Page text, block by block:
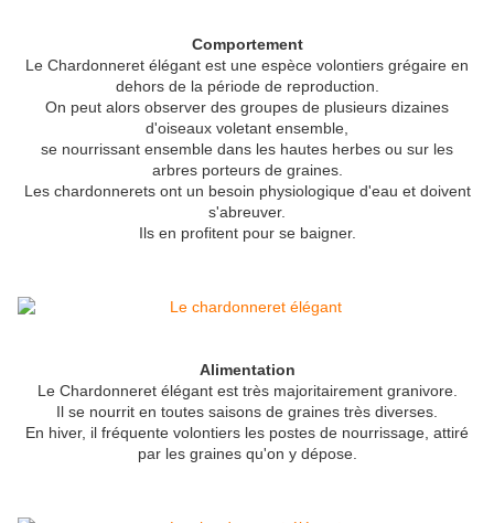
Comportement
Le Chardonneret élégant est une espèce volontiers grégaire en
dehors de la période de reproduction.
On peut alors observer des groupes de plusieurs dizaines
d'oiseaux voletant ensemble,
se nourrissant ensemble dans les hautes herbes ou sur les
arbres porteurs de graines.
Les chardonnerets ont un besoin physiologique d'eau et doivent
s'abreuver.
Ils en profitent pour se baigner.
Alimentation
Le Chardonneret élégant est très majoritairement granivore.
Il se nourrit en toutes saisons de graines très diverses.
En hiver, il fréquente volontiers les postes de nourrissage, attiré
par les graines qu'on y dépose.